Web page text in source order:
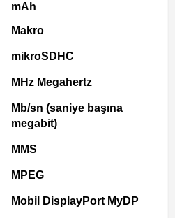
mAh
Makro
mikroSDHC
MHz Megahertz
Mb/sn (saniye başına
megabit)
MMS
MPEG
Mobil DisplayPort MyDP